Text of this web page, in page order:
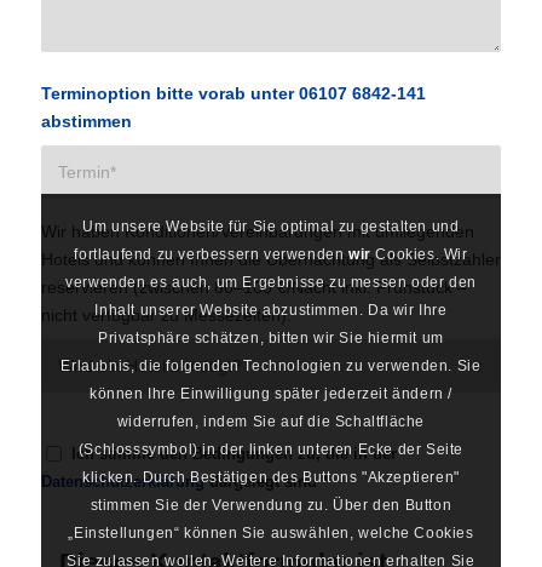
Terminoption bitte vorab unter 06107 6842-141
abstimmen
Wir haben Konditionen/Vereinbarungen mit umliegenden
Hotels und können Ihnen die Übernachtung als Selbstzahler
reservieren (zwischen 80–100 €/Nacht inkl. Frühstück –
nicht verfügbar zu Messezeiten).
Ich stimme den Bedingungen zu, die in der
Datenschutzerklärungdargelegt sind*
Um unsere Website für Sie optimal zu gestalten und
fortlaufend zu verbessern verwendenwirCookies. Wir
verwenden es auch, um Ergebnisse zu messen oder den
Inhalt unserer Website abzustimmen. Da wir Ihre
Privatsphäre schätzen, bitten wir Sie hiermit um
Erlaubnis, die folgenden Technologien zu verwenden. Sie
können Ihre Einwilligung später jederzeit ändern /
widerrufen, indem Sie auf die Schaltfläche
(Schlosssymbol) in der linken unteren Ecke der Seite
klicken. Durch Bestätigen des Buttons "Akzeptieren"
stimmen Sie der Verwendung zu. Über den Button
„Einstellungen“ können Sie auswählen, welche Cookies
Sie zulassen wollen. Weitere Informationen erhalten Sie